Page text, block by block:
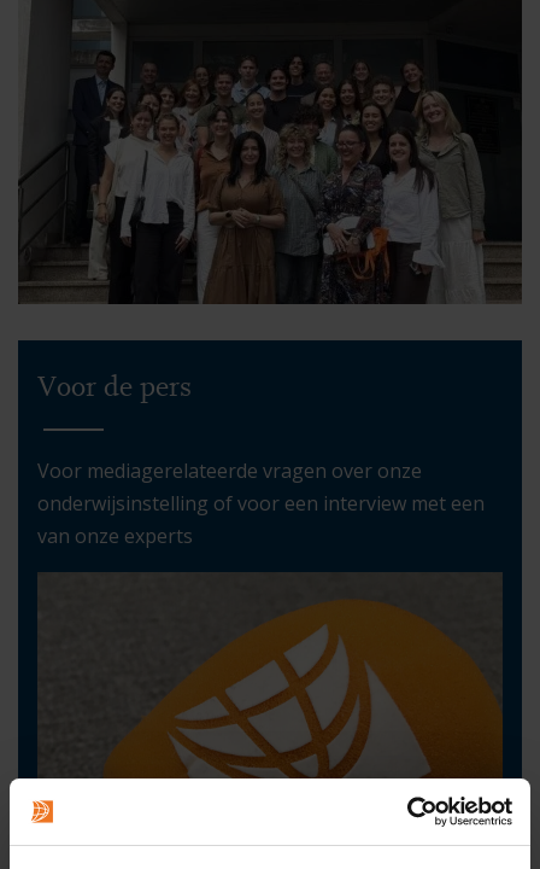
Voor de pers
Voor mediagerelateerde vragen over onze
onderwijsinstelling of voor een interview met een
van onze experts